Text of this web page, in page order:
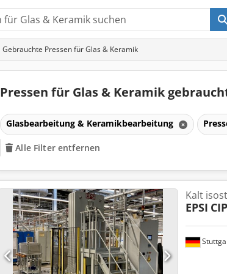
Gebrauchte Pressen für Glas & Keramik
Pressen für Glas & Keramik
Glasbearbeitung & Keramikbearbeitung
Alle Filter entfernen
Kalt
EPSI